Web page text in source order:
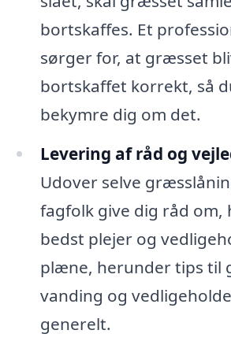
bortskaffes. Et
sørger for, at græsset
bortskaffet korrekt, så
bekymre dig om det.
Levering af råd og
Udover selve
fagfolk give dig råd om,
bedst plejer og
plæne, herunder tips til
vanding og
generelt.